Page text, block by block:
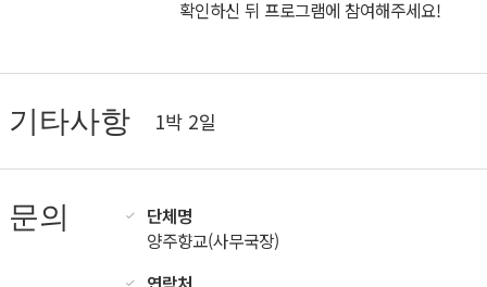
확인하신 뒤 프로그램에 참여해주세요!
기타사항 1박 2일
문의
단체명
양주향교(사무국장)